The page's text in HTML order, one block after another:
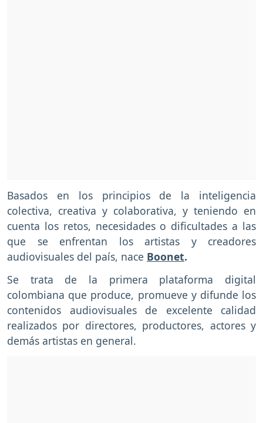
Basados en los principios de la inteligencia
colectiva, creativa y colaborativa, y teniendo en
cuenta los retos, necesidades o dificultades a las
que se enfrentan los artistas y creadores
audiovisuales del país, nace Boonet.
Se trata de la primera plataforma digital
colombiana que produce, promueve y difunde los
contenidos audiovisuales de excelente calidad
realizados por directores, productores, actores y
demás artistas en general.